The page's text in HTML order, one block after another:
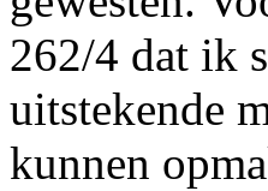
262/4 dat ik
uitstekende
kunnen